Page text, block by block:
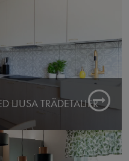
LJUSA TRÄDETALJER